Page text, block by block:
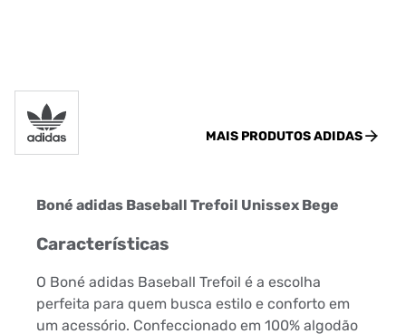
MAIS PRODUTOSADIDAS
Boné adidas Baseball Trefoil Unissex Bege
Características
O Boné adidas Baseball Trefoil é a escolha
perfeita para quem busca estilo e conforto em
um acessório. Confeccionado em 100% algodão